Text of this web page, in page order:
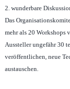
2. wunderbare
Das
mehr als 20 Workshops
Aussteller ungefähr 30
veröffentlichen, neue
austauschen.